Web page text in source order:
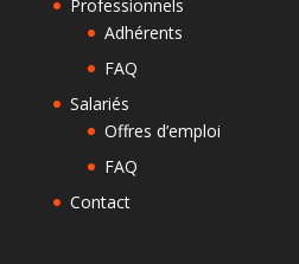
Professionnels
Adhérents
FAQ
Salariés
Offres d’emploi
FAQ
Contact